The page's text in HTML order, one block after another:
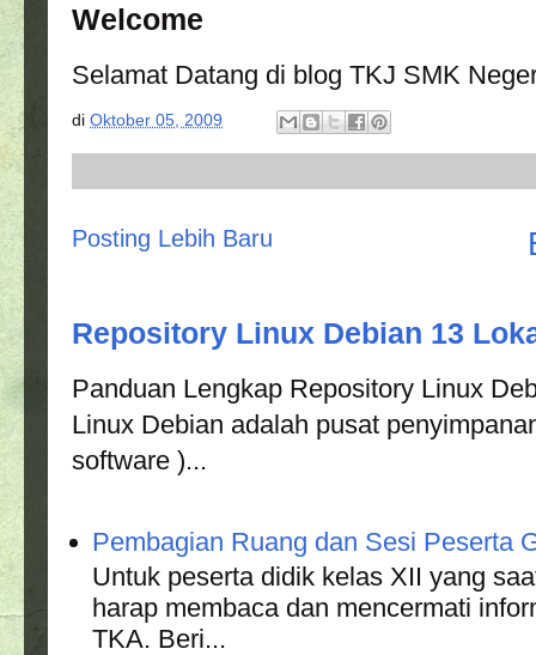
Welcome
Selamat Datang di blog TKJ SMK
di Oktober 05, 2009
Posting Lebih Baru
Repository Linux Debian 13
Panduan Lengkap Repository Linux
Linux Debian adalah pusat
software )...
Pembagian Ruang dan Sesi Peserta
Untuk peserta didik kelas XII yang
harap membaca dan mencermati
TKA. Beri...